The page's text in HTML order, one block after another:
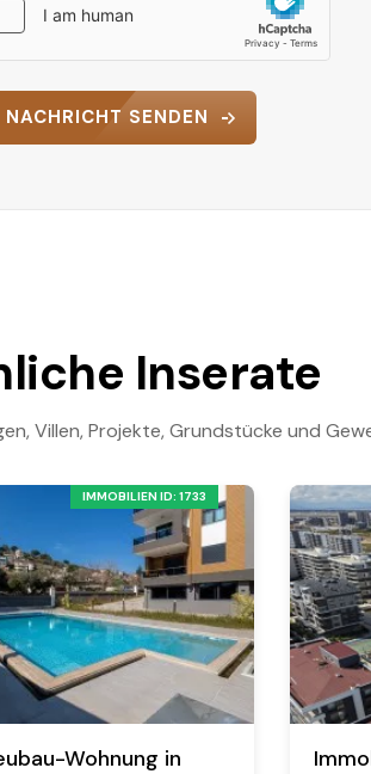
NACHRICHT SENDEN
Inserate
Villen, Projekte, Grundstücke und
IMMOBILIEN ID: 1733
Wohnung in